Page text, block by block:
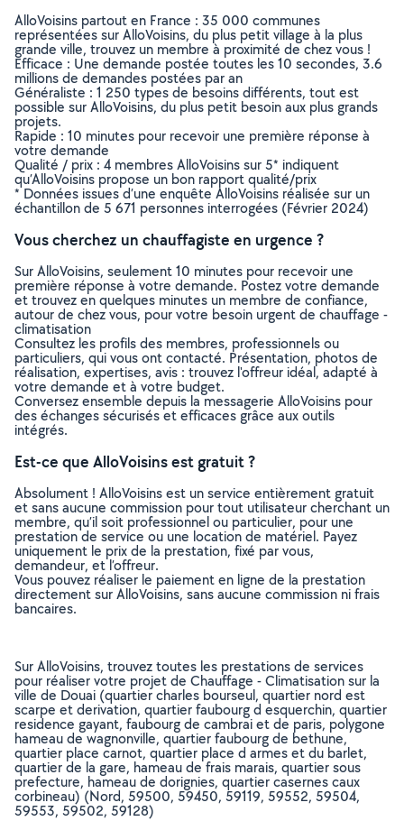
AlloVoisins partout en France : 35 000 communes
représentées sur AlloVoisins, du plus petit village à la plus
grande ville, trouvez un membre à proximité de chez vous !
Efficace : Une demande postée toutes les 10 secondes, 3.6
millions de demandes postées par an
Généraliste : 1 250 types de besoins différents, tout est
possible sur AlloVoisins, du plus petit besoin aux plus grands
projets.
Rapide : 10 minutes pour recevoir une première réponse à
votre demande
Qualité / prix : 4 membres AlloVoisins sur 5* indiquent
qu’AlloVoisins propose un bon rapport qualité/prix
* Données issues d’une enquête AlloVoisins réalisée sur un
échantillon de 5 671 personnes interrogées (Février 2024)
Vous cherchez un chauffagiste en urgence ?
Sur AlloVoisins, seulement 10 minutes pour recevoir une
première réponse à votre demande. Postez votre demande
et trouvez en quelques minutes un membre de confiance,
autour de chez vous, pour votre besoin urgent de chauffage -
climatisation
Consultez les profils des membres, professionnels ou
particuliers, qui vous ont contacté. Présentation, photos de
réalisation, expertises, avis : trouvez l'offreur idéal, adapté à
votre demande et à votre budget.
Conversez ensemble depuis la messagerie AlloVoisins pour
des échanges sécurisés et efficaces grâce aux outils
intégrés.
Est-ce que AlloVoisins est gratuit ?
Absolument ! AlloVoisins est un service entièrement gratuit
et sans aucune commission pour tout utilisateur cherchant un
membre, qu’il soit professionnel ou particulier, pour une
prestation de service ou une location de matériel. Payez
uniquement le prix de la prestation, fixé par vous,
demandeur, et l’offreur.
Vous pouvez réaliser le paiement en ligne de la prestation
directement sur AlloVoisins, sans aucune commission ni frais
bancaires.
Sur AlloVoisins, trouvez toutes les prestations de services
pour réaliser votre projet de Chauffage - Climatisation sur la
ville de Douai (quartier charles bourseul, quartier nord est
scarpe et derivation, quartier faubourg d esquerchin, quartier
residence gayant, faubourg de cambrai et de paris, polygone
hameau de wagnonville, quartier faubourg de bethune,
quartier place carnot, quartier place d armes et du barlet,
quartier de la gare, hameau de frais marais, quartier sous
prefecture, hameau de dorignies, quartier casernes caux
corbineau) (Nord, 59500, 59450, 59119, 59552, 59504,
59553, 59502, 59128)